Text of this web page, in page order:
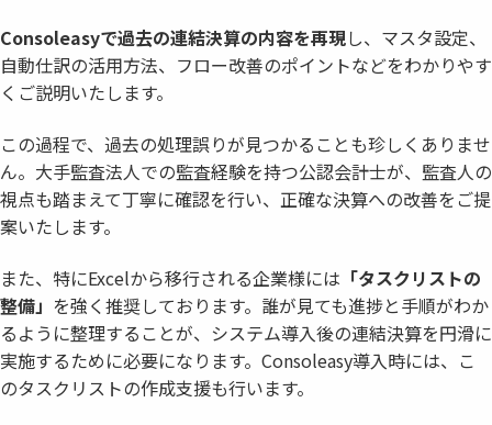
Consoleasyで過去の連結決算の内容を再現し、マスタ設定、
自動仕訳の活用方法、フロー改善のポイントなどをわかりやす
くご説明いたします。
この過程で、過去の処理誤りが見つかることも珍しくありませ
ん。大手監査法人での監査経験を持つ公認会計士が、監査人の
視点も踏まえて丁寧に確認を行い、正確な決算への改善をご提
案いたします。
また、特にExcelから移行される企業様には 「タスクリストの
整備」 を強く推奨しております。誰が見ても進捗と手順がわか
るように整理することが、システム導入後の連結決算を円滑に
実施するために必要になります。Consoleasy導入時には、こ
のタスクリストの作成支援も行います。